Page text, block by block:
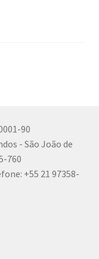
90
- São João de
760
+55 21 97358-